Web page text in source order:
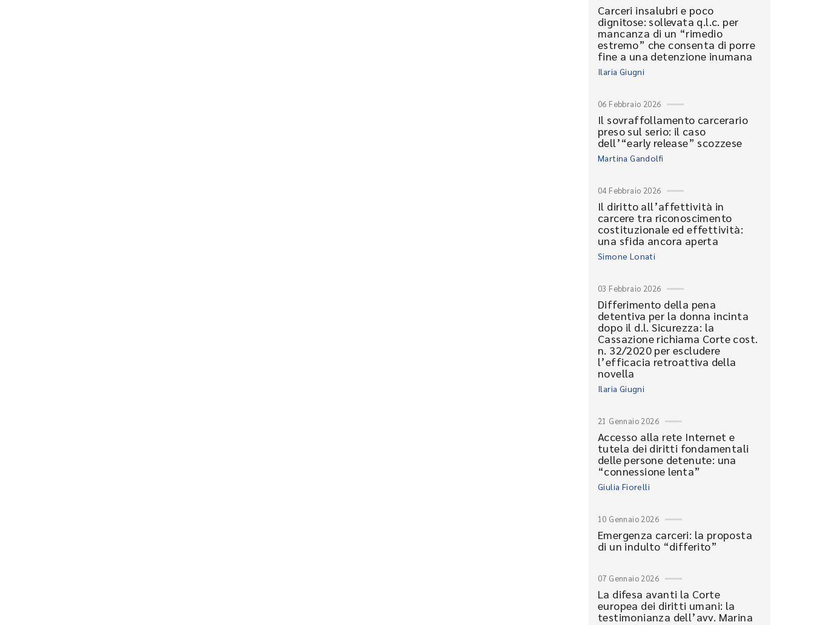
Carceri insalubri e poco
dignitose: sollevata q.l.c. per
mancanza di un “rimedio
estremo” che consenta di porre
fine a una detenzione inumana
Ilaria Giugni
06 Febbraio 2026
Il sovraffollamento carcerario
preso sul serio: il caso
dell’“early release” scozzese
Martina Gandolfi
04 Febbraio 2026
Il diritto all’affettività in
carcere tra riconoscimento
costituzionale ed effettività:
una sfida ancora aperta
Simone Lonati
03 Febbraio 2026
Differimento della pena
detentiva per la donna incinta
dopo il d.l. Sicurezza: la
Cassazione richiama Corte cost.
n. 32/2020 per escludere
l’efficacia retroattiva della
novella
Ilaria Giugni
21 Gennaio 2026
Accesso alla rete Internet e
tutela dei diritti fondamentali
delle persone detenute: una
“connessione lenta”
Giulia Fiorelli
10 Gennaio 2026
Emergenza carceri: la proposta
di un indulto “differito”
07 Gennaio 2026
La difesa avanti la Corte
europea dei diritti umani: la
testimonianza dell’avv. Marina